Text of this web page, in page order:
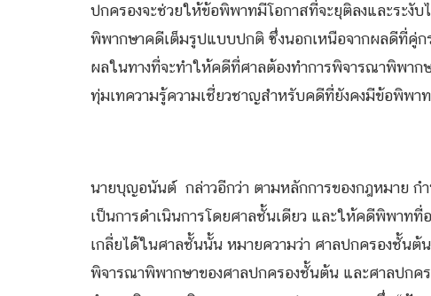
ปกครองจะช่วยให้ข้อพิพาทมีโอกาสที่จะยุติลงและระงั
พิพากษาคดีเต็มรูปแบบปกติ ซึ่งนอกเหนือจากผลดีที่คู่
ผลในทางที่จะทำให้คดีที่ศาลต้องทำการพิจารณาพิพาก
ทุ่มเทความรู้ความเชี่ยวชาญสำหรับคดีที่ยังคงมีข้อพิพา
นายบุญอนันต์ กล่าวอีกว่า ตามหลักการของกฎหมาย
เป็นการดำเนินการโดยศาลชั้นเดียว และให้คดีพิพาท
เกลี่ยได้ในศาลชั้นนั้น หมายความว่า ศาลปกครองชั้น
พิจารณาพิพากษาของศาลปกครองชั้นต้น และศาลปก